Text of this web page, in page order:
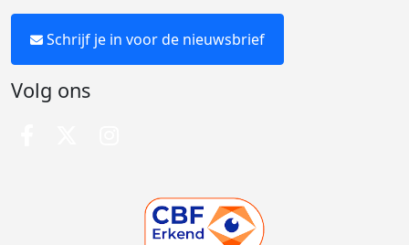
Schrijf je in voor de nieuwsbrief
Volg ons